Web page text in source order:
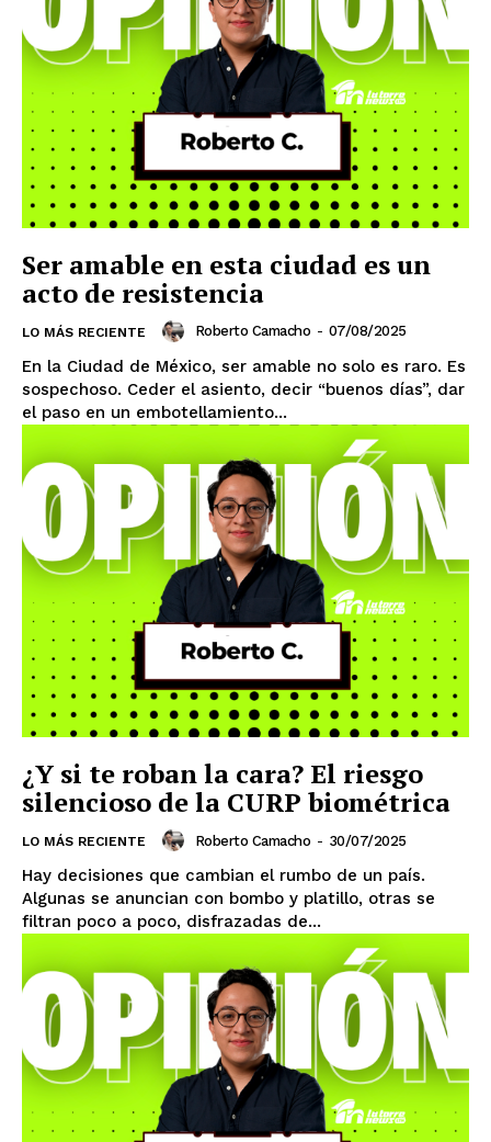
El Suplemento
Ser amable en esta ciudad es un
acto de resistencia
LO MÁS RECIENTE Roberto Camacho - 07/08/2025
En la Ciudad de México, ser amable no solo es raro. Es
sospechoso. Ceder el asiento, decir “buenos días”, dar
el paso en un embotellamiento...
¿Y si te roban la cara? El riesgo
silencioso de la CURP biométrica
LO MÁS RECIENTE Roberto Camacho - 30/07/2025
Hay decisiones que cambian el rumbo de un país.
Algunas se anuncian con bombo y platillo, otras se
filtran poco a poco, disfrazadas de...